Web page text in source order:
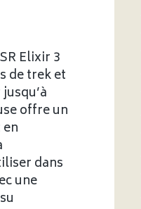
Elixir 3
de trek et
offre un
dans
une